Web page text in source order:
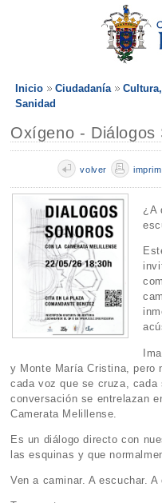
Inicio Ciudadanía
Sanidad
Oxígeno - Diálogos
volver
¿A
y Monte María Cristina, pero
cada voz que se cruza,
conversación se entrelazan
Camerata Melillense.
Es un diálogo directo con
las esquinas y que
Ven a caminar. A escuchar.